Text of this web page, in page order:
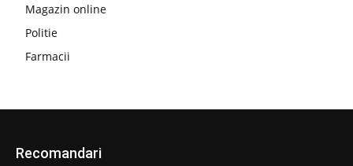
Magazin online
Politie
Farmacii
Recomandari